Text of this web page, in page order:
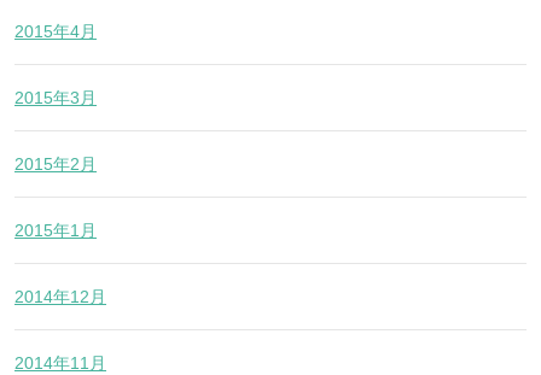
2015年4月
2015年3月
2015年2月
2015年1月
2014年12月
2014年11月